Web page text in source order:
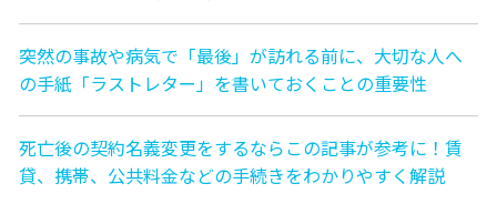
突然の事故や病気で「最後」が訪れる前に、大切な人へ
の手紙「ラストレター」を書いておくことの重要性
死亡後の契約名義変更をするならこの記事が参考に！賃
貸、携帯、公共料金などの手続きをわかりやすく解説